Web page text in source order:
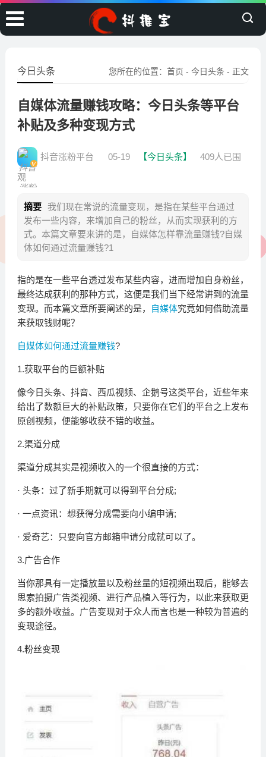
您所在的位置：首页 - 今日头条 - 正文
今日头条
自媒体流量赚钱攻略：今日头条等平台
补贴及多种变现方式
抖音涨粉平台 05-19 【今日头条】
409人已围
观
摘要
我们现在常说的流量变现，是指在某些平台通过
发布一些内容，来增加自己的粉丝，从而实现获利的方
式。本篇文章要来讲的是，自媒体怎样靠流量赚钱?自媒
体如何通过流量赚钱?1
指的是在一些平台透过发布某些内容，进而增加自身粉丝，
最终达成获利的那种方式，这便是我们当下经常讲到的流量
变现。而本篇文章所要阐述的是，
自媒体究竟如何借助流量
来获取钱财呢？
自媒体如何通过流量赚钱?
1.获取平台的巨额补贴
像今日头条、抖音、西瓜视频、企鹅号这类平台，近些年来
给出了数额巨大的补贴政策，只要你在它们的平台之上发布
原创视频，便能够收获不错的收益。
2.渠道分成
渠道分成其实是视频收入的一个很直接的方式：
· 头条：过了新手期就可以得到平台分成;
· 一点资讯：想获得分成需要向小编申请;
· 爱奇艺：只要向官方邮箱申请分成就可以了。
3.广告合作
当你那具有一定播放量以及粉丝量的短视频出现后，能够去
思索拍摄广告类视频、进行产品植入等行为，以此来获取更
多的额外收益。广告变现对于众人而言也是一种较为普遍的
变现途径。
4.粉丝变现